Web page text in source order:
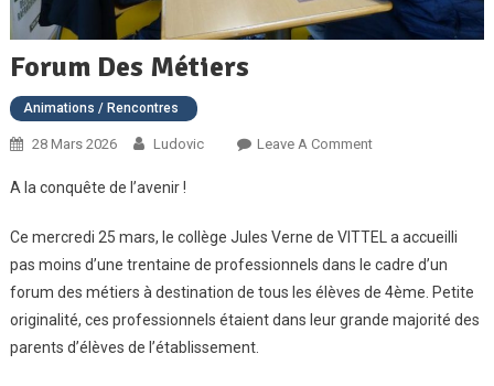
Forum Des Métiers
Animations / Rencontres
28 Mars 2026 Ludovic Leave A CommentOn
A la conquête de l’avenir !
Ce mercredi 25 mars, le collège Jules Verne de VITTEL a accueilli
pas moins d’une trentaine de professionnels dans le cadre d’un
forum des métiers à destination de tous les élèves de 4ème. Petite
originalité, ces professionnels étaient dans leur grande majorité des
parents d’élèves de l’établissement.